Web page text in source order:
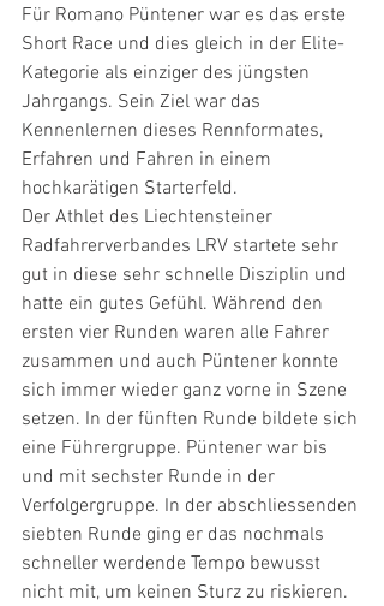
Für Romano Püntener war es das erste
Short Race und dies gleich in der Elite-
Kategorie als einziger des jüngsten
Jahrgangs. Sein Ziel war das
Kennenlernen dieses Rennformates,
Erfahren und Fahren in einem
hochkarätigen Starterfeld.
Der Athlet des Liechtensteiner
Radfahrerverbandes LRV startete sehr
gut in diese sehr schnelle Disziplin und
hatte ein gutes Gefühl. Während den
ersten vier Runden waren alle Fahrer
zusammen und auch Püntener konnte
sich immer wieder ganz vorne in Szene
setzen. In der fünften Runde bildete sich
eine Führergruppe. Püntener war bis
und mit sechster Runde in der
Verfolgergruppe. In der abschliessenden
siebten Runde ging er das nochmals
schneller werdende Tempo bewusst
nicht mit, um keinen Sturz zu riskieren.